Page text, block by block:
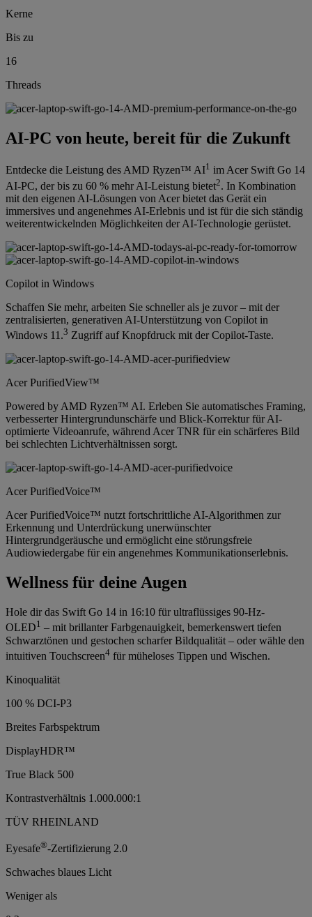
Kerne
Bis zu
16
Threads
AI-PC von heute, bereit für die Zukunft
Entdecke die Leistung des AMD Ryzen™ AI1 im Acer Swift Go 14
AI-PC, der bis zu 60 % mehr AI-Leistung bietet2. In Kombination
mit den eigenen AI-Lösungen von Acer bietet das Gerät ein
immersives und angenehmes AI-Erlebnis und ist für die sich ständig
weiterentwickelnden Möglichkeiten der AI-Technologie gerüstet.
Copilot in Windows
Schaffen Sie mehr, arbeiten Sie schneller als je zuvor – mit der
zentralisierten, generativen AI-Unterstützung von Copilot in
Windows 11.3 Zugriff auf Knopfdruck mit der Copilot-Taste.
Acer PurifiedView™
Powered by AMD Ryzen™ AI. Erleben Sie automatisches Framing,
verbesserter Hintergrundunschärfe und Blick-Korrektur für AI-
optimierte Videoanrufe, während Acer TNR für ein schärferes Bild
bei schlechten Lichtverhältnissen sorgt.
Acer PurifiedVoice™
Acer PurifiedVoice™ nutzt fortschrittliche AI-Algorithmen zur
Erkennung und Unterdrückung unerwünschter
Hintergrundgeräusche und ermöglicht eine störungsfreie
Audiowiedergabe für ein angenehmes Kommunikationserlebnis.
Wellness für deine Augen
Hole dir das Swift Go 14 in 16:10 für ultraflüssiges 90-Hz-
OLED1 – mit brillanter Farbgenauigkeit, bemerkenswert tiefen
Schwarztönen und gestochen scharfer Bildqualität – oder wähle den
intuitiven Touchscreen4 für müheloses Tippen und Wischen.
Kinoqualität
100 % DCI-P3
Breites Farbspektrum
DisplayHDR™
True Black 500
Kontrastverhältnis 1.000.000:1
TÜV RHEINLAND
Eyesafe®-Zertifizierung 2.0
Schwaches blaues Licht
Weniger als